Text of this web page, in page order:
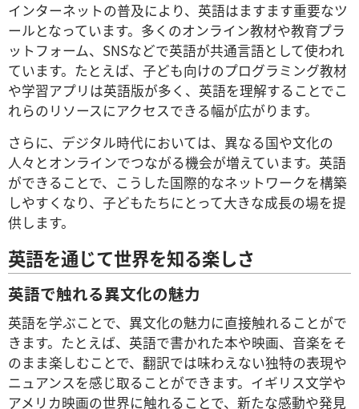
インターネットの普及により、英語はますます重要なツ
ールとなっています。多くのオンライン教材や教育プラ
ットフォーム、SNSなどで英語が共通言語として使われ
ています。たとえば、子ども向けのプログラミング教材
や学習アプリは英語版が多く、英語を理解することでこ
れらのリソースにアクセスできる幅が広がります。
さらに、デジタル時代においては、異なる国や文化の
人々とオンラインでつながる機会が増えています。英語
ができることで、こうした国際的なネットワークを構築
しやすくなり、子どもたちにとって大きな成長の場を提
供します。
英語を通じて世界を知る楽しさ
英語で触れる異文化の魅力
英語を学ぶことで、異文化の魅力に直接触れることがで
きます。たとえば、英語で書かれた本や映画、音楽をそ
のまま楽しむことで、翻訳では味わえない独特の表現や
ニュアンスを感じ取ることができます。イギリス文学や
アメリカ映画の世界に触れることで、新たな感動や発見